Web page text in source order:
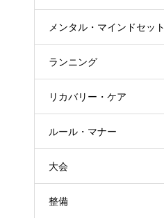
メンタル・マインドセット
ランニング
リカバリー・ケア
ルール・マナー
大会
整備